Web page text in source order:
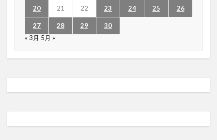
20 21 22 23 24 25 26
27 28 29
30
« 3月 5月 »